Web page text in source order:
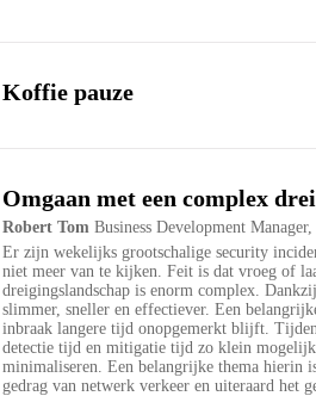
Koffie pauze
Omgaan met een complex
Robert Tom Business Development
Er zijn wekelijks grootschalige security
niet meer van te kijken. Feit is dat vroeg of
dreigingslandschap is enorm complex.
slimmer, sneller en effectiever. Een
inbraak langere tijd onopgemerkt blijft.
detectie tijd en mitigatie tijd zo klein mogelijk
minimaliseren. Een belangrijke thema hierin
gedrag van netwerk verkeer en uiteraard het